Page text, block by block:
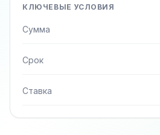
КЛЮЧЕВЫЕ УСЛОВИЯ
Сумма
Срок
Ставка